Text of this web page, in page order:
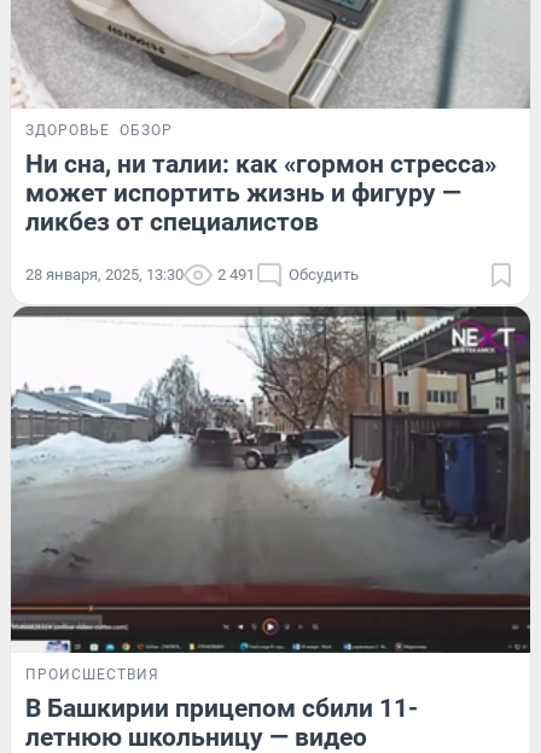
ЗДОРОВЬЕ ОБЗОР
Ни сна, ни талии: как «гормон стресса»
может испортить жизнь и фигуру —
ликбез от специалистов
28 января, 2025, 13:30 2 491 Обсудить
ПРОИСШЕСТВИЯ
В Башкирии прицепом сбили 11-
летнюю школьницу — видео